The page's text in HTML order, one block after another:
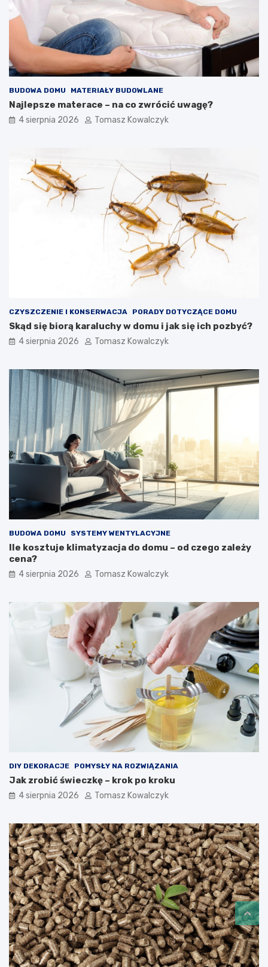
BUDOWA DOMU MATERIAŁY BUDOWLANE
Najlepsze materace – na co zwrócić uwagę?
4 sierpnia 2026 Tomasz Kowalczyk
CZYSZCZENIE I KONSERWACJA PORADY DOTYCZĄCE DOMU
Skąd się biorą karaluchy w domu i jak się ich pozbyć?
4 sierpnia 2026 Tomasz Kowalczyk
BUDOWA DOMU SYSTEMY WENTYLACYJNE
Ile kosztuje klimatyzacja do domu – od czego zależy
cena?
4 sierpnia 2026 Tomasz Kowalczyk
DIY DEKORACJE POMYSŁY NA ROZWIĄZANIA
Jak zrobić świeczkę – krok po kroku
4 sierpnia 2026 Tomasz Kowalczyk